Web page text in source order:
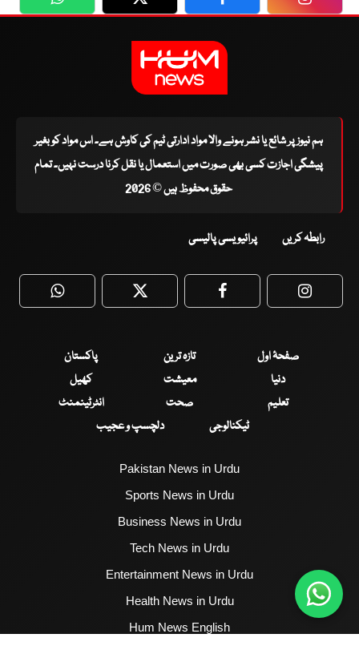
WhatsApp Twitter Facebook
ہم نیوز پر شائع یا نشر ہونے والا مواد ادارتی ٹیم کی کاوش ہے۔ اس مواد کو بغیر
پیشگی اجازت کسی بھی صورت میں استعمال یا نقل کرنا درست نہیں۔ تمام
حقوق محفوظ ہیں © 2026
رابطہ کریں پرائیویسی پالیسی
WhatsApp Twitter Facebook
صفحۂ اول تازہ ترین
پاکستان
دنیا
معیشت
کھیل
تعلیم
صحت
انٹرٹینمنٹ
ٹیکنالوجی
دلچسپ و عجیب
Pakistan News in Urdu
Sports News in Urdu
Business News in Urdu
Tech News in Urdu
Entertainment News in Urdu
Health News in Urdu
Hum News English